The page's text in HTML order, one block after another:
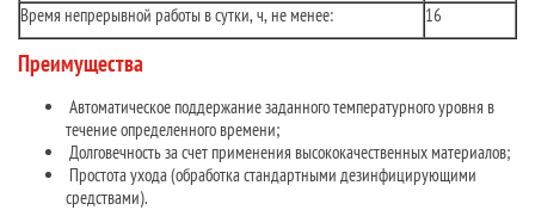
Время непрерывной работы в сутки, ч, не менее: 16
Преимущества
Автоматическое поддержание заданного температурного уровня в
течение определенного времени;
Долговечность за счет применения высококачественных материалов;
Простота ухода (обработка стандартными дезинфицирующими
средствами).